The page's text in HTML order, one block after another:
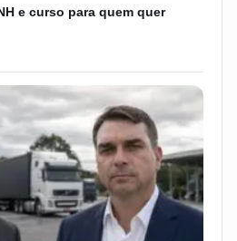
e curso para quem quer